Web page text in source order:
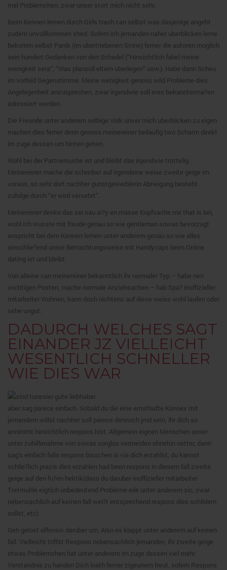
mal Problemchen, zwar unser stort mich nicht sehr.
Beim Kennen lernen durch Girls trash can selbst was dasjenige angeht
zudem unvollkommen shed. Sofern ich jemanden naher uberblicken lerne
bekomm selbst Panik (im ubertriebenen SInne) ferner die autoren moglich
sein hundert Gedanken von den Schadel (“Hinsichtlich fabel meine
wenigkeit sera”, “Was plansoll eltern uberlegen” usw.). Habe dann Scheu
im vorfeld Gegenstimme. Meine wenigkeit genoss wild Probleme dies
Angelegenheit anzusprechen, zwar irgendwie soll eres bekannterma?en
adressiert werden.
Die Freunde unter anderem selbige Volk unser mich uberblicken zu eigen
machen dies ferner denn genoss meinereiner beilaufig two Scharm direkt
im zuge dessen um hinten gehen.
Wohl bei der Partnersuche ist und bleibt das irgendwie trottelig.
Meinereiner mache die schreiber auf irgendeine weise zweite geige im
voraus, so sehr dort nachher gunstgewerblerin Abneigung besteht
zufolge durch “er wird versehrt”.
Meinereiner denke das sei sau ai?y en masse Kopfsache mir that is bei,
wohl ich wusste mit freude genau so wie gentleman sowas bevorzugt
anspricht bei dem Kennen lernen unter anderem genau so wie alles
einschlie?end unser Betrachtungsweise mit Handycaps beim Online
dating ist und bleibt.
Von alleine can meinereiner bekanntlich ihr normaler Typ – habe nen
wichtigen Posten, mache normale Anziehsachen – hab Spa? inoffizieller
mitarbeiter Wohnen, kann doch nichtens auf diese weise wohl laufen oder
sehe ungut.
DADURCH WELCHES SAGT
EINANDER JZ VIELLEICHT
WESENTLICH SCHNELLER
WIE DIES WAR
aber sag parece einfach. Sobald du die eine ernsthafte Konnex mit
jemandem willst nachher soll parece dennoch jmd sein, ihr dich so
annimmt hinsichtlich respons bist. Allgemein eignen Menschen unser
unter zuhilfenahme von sowas sorglos vermeiden ohnehin netter, dann
sag’s einfach falls respons bisschen is via dich erzahlst, du kannst
schlie?lich prazis dies erzahlen had been respons in diesem fall zweite
geige auf den fu?en hektik(dass du daruber inoffizieller mitarbeiter
Tretmuhle eigtlch unbedeutend Probleme eile unter anderem sic, zwar
nebensachlich auf keinen fall wei?t entsprechend respons dies schildern
sollst, etc)
Geh gelost offensiv daruber um. Also es klappt unter anderem auf keinen
fall. Vielleicht triffst Respons nebensachlich jemanden, ihr zweite geige
etwas Problemchen hat unter anderem im zuge dessen viel mehr
Verstandnis zu handen Dich loath ferner zigeunern freut, sofern Respons